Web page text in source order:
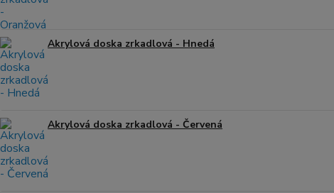
Akrylová doska zrkadlová - Hnedá
Akrylová doska zrkadlová - Červená